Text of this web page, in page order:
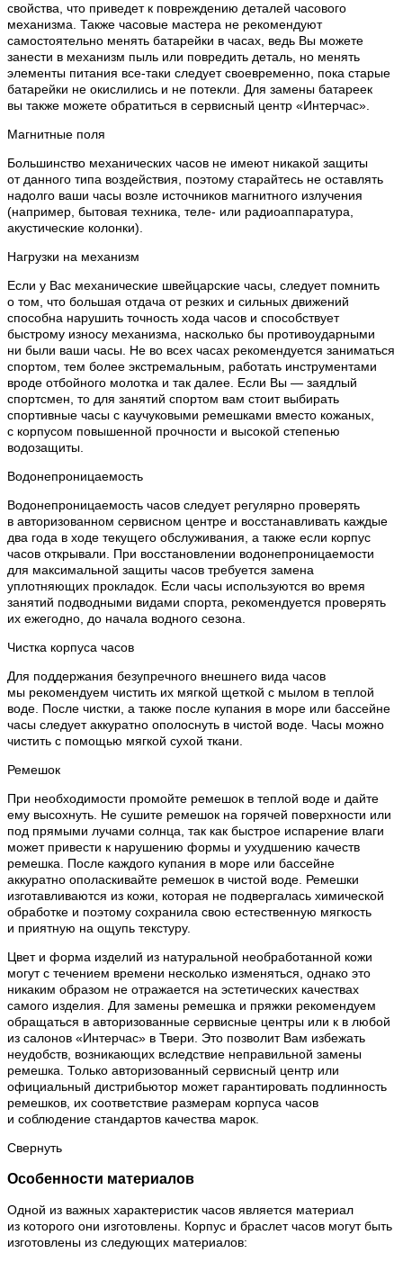
свойства, что приведет к повреждению деталей часового
механизма. Также часовые мастера не рекомендуют
самостоятельно менять батарейки в часах, ведь Вы можете
занести в механизм пыль или повредить деталь, но менять
элементы питания все-таки следует своевременно, пока старые
батарейки не окислились и не потекли. Для замены батареек
вы также можете обратиться в сервисный центр «Интерчас».
Магнитные поля
Большинство механических часов не имеют никакой защиты
от данного типа воздействия, поэтому старайтесь не оставлять
надолго ваши часы возле источников магнитного излучения
(например, бытовая техника, теле- или радиоаппаратура,
акустические колонки).
Нагрузки на механизм
Если у Вас механические швейцарские часы, следует помнить
о том, что большая отдача от резких и сильных движений
способна нарушить точность хода часов и способствует
быстрому износу механизма, насколько бы противоударными
ни были ваши часы. Не во всех часах рекомендуется заниматься
спортом, тем более экстремальным, работать инструментами
вроде отбойного молотка и так далее. Если Вы — заядлый
спортсмен, то для занятий спортом вам стоит выбирать
спортивные часы с каучуковыми ремешками вместо кожаных,
с корпусом повышенной прочности и высокой степенью
водозащиты.
Водонепроницаемость
Водонепроницаемость часов следует регулярно проверять
в авторизованном сервисном центре и восстанавливать каждые
два года в ходе текущего обслуживания, а также если корпус
часов открывали. При восстановлении водонепроницаемости
для максимальной защиты часов требуется замена
уплотняющих прокладок. Если часы используются во время
занятий подводными видами спорта, рекомендуется проверять
их ежегодно, до начала водного сезона.
Чистка корпуса часов
Для поддержания безупречного внешнего вида часов
мы рекомендуем чистить их мягкой щеткой с мылом в теплой
воде. После чистки, а также после купания в море или бассейне
часы следует аккуратно ополоснуть в чистой воде. Часы можно
чистить с помощью мягкой сухой ткани.
Ремешок
При необходимости промойте ремешок в теплой воде и дайте
ему высохнуть. Не сушите ремешок на горячей поверхности или
под прямыми лучами солнца, так как быстрое испарение влаги
может привести к нарушению формы и ухудшению качеств
ремешка. После каждого купания в море или бассейне
аккуратно ополаскивайте ремешок в чистой воде. Ремешки
изготавливаются из кожи, которая не подвергалась химической
обработке и поэтому сохранила свою естественную мягкость
и приятную на ощупь текстуру.
Цвет и форма изделий из натуральной необработанной кожи
могут с течением времени несколько изменяться, однако это
никаким образом не отражается на эстетических качествах
самого изделия. Для замены ремешка и пряжки рекомендуем
обращаться в авторизованные сервисные центры или к в любой
из салонов «Интерчас» в Твери. Это позволит Вам избежать
неудобств, возникающих вследствие неправильной замены
ремешка. Только авторизованный сервисный центр или
официальный дистрибьютор может гарантировать подлинность
ремешков, их соответствие размерам корпуса часов
и соблюдение стандартов качества марок.
Свернуть
Особенности материалов
Одной из важных характеристик часов является материал
из которого они изготовлены. Корпус и браслет часов могут быть
изготовлены из следующих материалов: